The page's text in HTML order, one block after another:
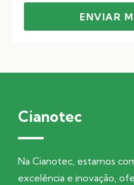
ENVIAR
Cianotec
Na Cianotec, estamos
excelência e inovação,